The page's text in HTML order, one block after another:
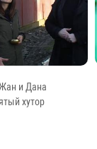
и Дана
хутор